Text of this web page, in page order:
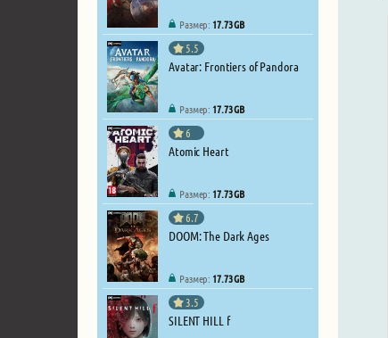
Размер: 17.73 GB
5.5
Avatar: Frontiers of Pandora
Размер: 17.73 GB
6
Atomic Heart
Размер: 17.73 GB
6.7
DOOM: The Dark Ages
Размер: 17.73 GB
3.5
SILENT HILL f